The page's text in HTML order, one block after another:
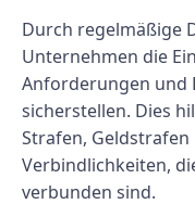
Durch regelmäßige
Unternehmen die
Anforderungen und
sicherstellen. Dies
Strafen,
Verbindlichkeiten,
verbunden sind.